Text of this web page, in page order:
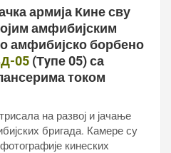
армија Кине сву
амфибијским
амфибијско борбено
05 (Тyпе 05) са
током
на развој и јачање
бригада. Камере су
кинеских